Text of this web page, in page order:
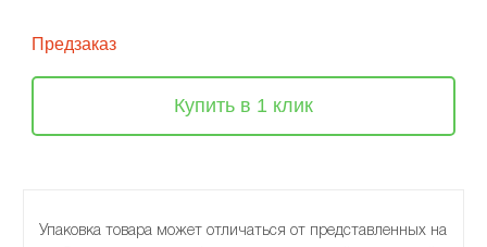
Предзаказ
Купить в 1 клик
Упаковка товара может отличаться от представленных на